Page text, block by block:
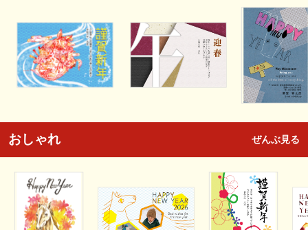
おしゃれ ぜんぶ見る